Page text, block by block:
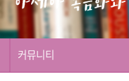
뉴
역
커뮤니티